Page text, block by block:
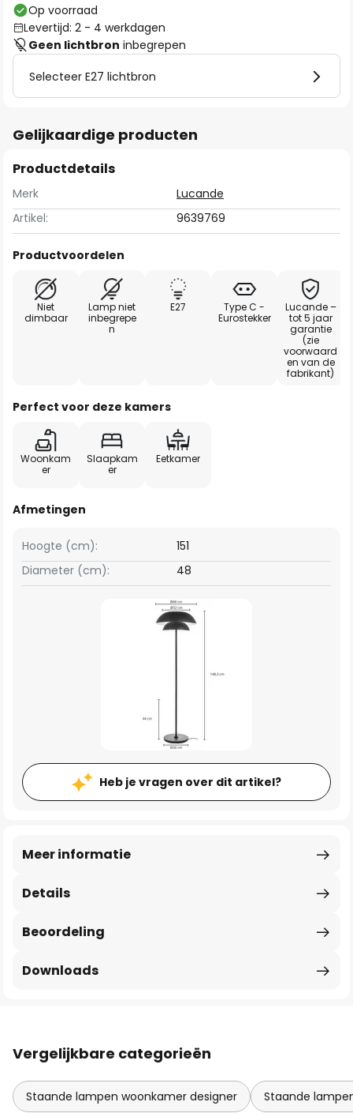
Op voorraad
Levertijd: 2 - 4 werkdagen
Geen lichtbron inbegrepen
Selecteer E27 lichtbron
Gelijkaardige producten
Productdetails
Merk
Lucande
Artikel:
9639769
Productvoordelen
Niet
dimbaar
Lamp niet
inbegrepe
n
E27
Type C -
Eurostekker
Lucande –
tot 5 jaar
garantie
(zie
voorwaard
en van de
fabrikant)
Perfect voor deze kamers
Woonkam
er
Slaapkam
er
Eetkamer
Afmetingen
Hoogte (cm):
151
Diameter (cm):
48
Heb je vragen over dit artikel?
Details
Meer informatie
Beoordeling
Downloads
Vergelijkbare categorieën
Staande lampen woonkamer designer Staande